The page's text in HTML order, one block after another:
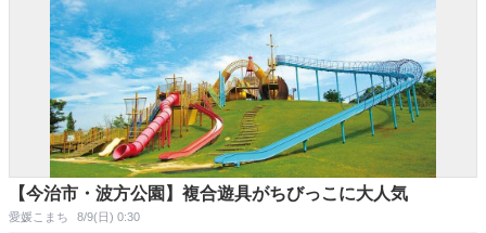
【今治市・波方公園】複合遊具がちびっこに大人気
愛媛こまち 8/9(日) 0:30